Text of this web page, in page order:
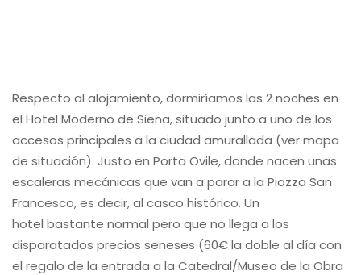
Respecto al alojamiento, dormiríamos las 2 noches en
el Hotel Moderno de Siena, situado junto a uno de los
accesos principales a la ciudad amurallada (ver mapa
de situación). Justo en Porta Ovile, donde nacen unas
escaleras mecánicas que van a parar a la Piazza San
Francesco, es decir, al casco histórico. Un
hotel bastante normal pero que no llega a los
disparatados precios seneses (60€ la doble al día con
el regalo de la entrada a la Catedral/Museo de la Obra